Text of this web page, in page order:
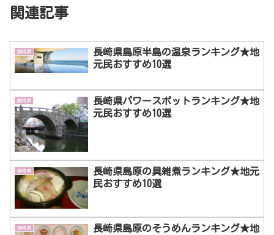
関連記事
長崎県
長崎県島原半島の温泉ランキング★地
元民おすすめ10選
長崎県
長崎県パワースポットランキング★地
元民おすすめ10選
長崎県
長崎県島原の具雑煮ランキング★地元
民おすすめ10選
長崎県
長崎県島原のそうめんランキング★地